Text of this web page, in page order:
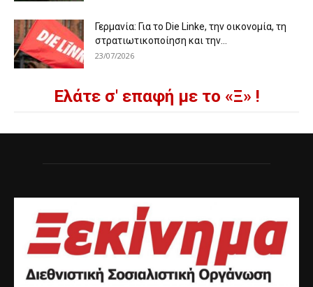
Γερμανία: Για το Die Linke, την οικονομία, τη
στρατιωτικοποίηση και την...
23/07/2026
Ελάτε σ' επαφή με το «Ξ» !